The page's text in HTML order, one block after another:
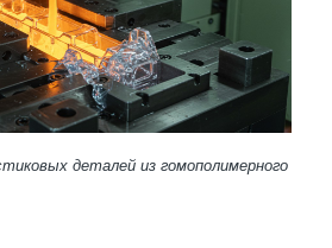
деталей из гомополимерного